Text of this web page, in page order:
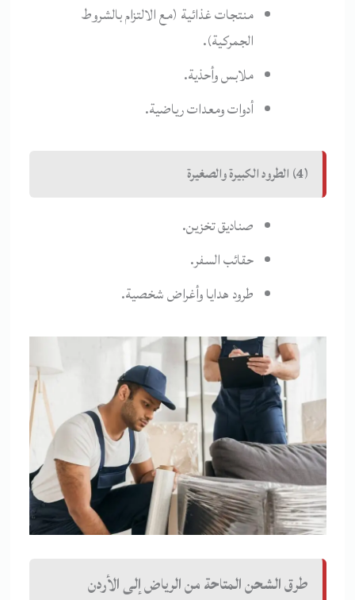
منتجات غذائية (مع الالتزام بالشروط
الجمركية).
ملابس وأحذية.
أدوات ومعدات رياضية.
(4) الطرود الكبيرة والصغيرة
صناديق تخزين.
حقائب السفر.
طرود هدايا وأغراض شخصية.
طرق الشحن المتاحة من الرياض إلى الأردن